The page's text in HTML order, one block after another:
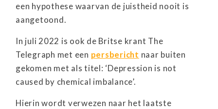
een hypothese waarvan de juistheid nooit is
aangetoond.
In juli 2022 is ook de Britse krant The
Telegraph met een persbericht naar buiten
gekomen met als titel: ‘Depression is not
caused by chemical imbalance’.
Hierin wordt verwezen naar het laatste